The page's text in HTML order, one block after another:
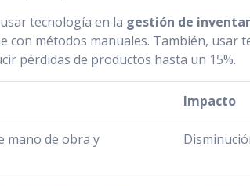
tecnología en la gestión de
con métodos manuales. También, usar
pérdidas de productos hasta un 15%.
Impacto
mano de obra y